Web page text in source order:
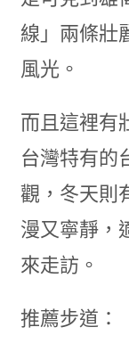
線」兩條壯
風光。
而且這裡有
台灣特有的
觀，冬天則
漫又寧靜，
來走訪。
推薦步道：